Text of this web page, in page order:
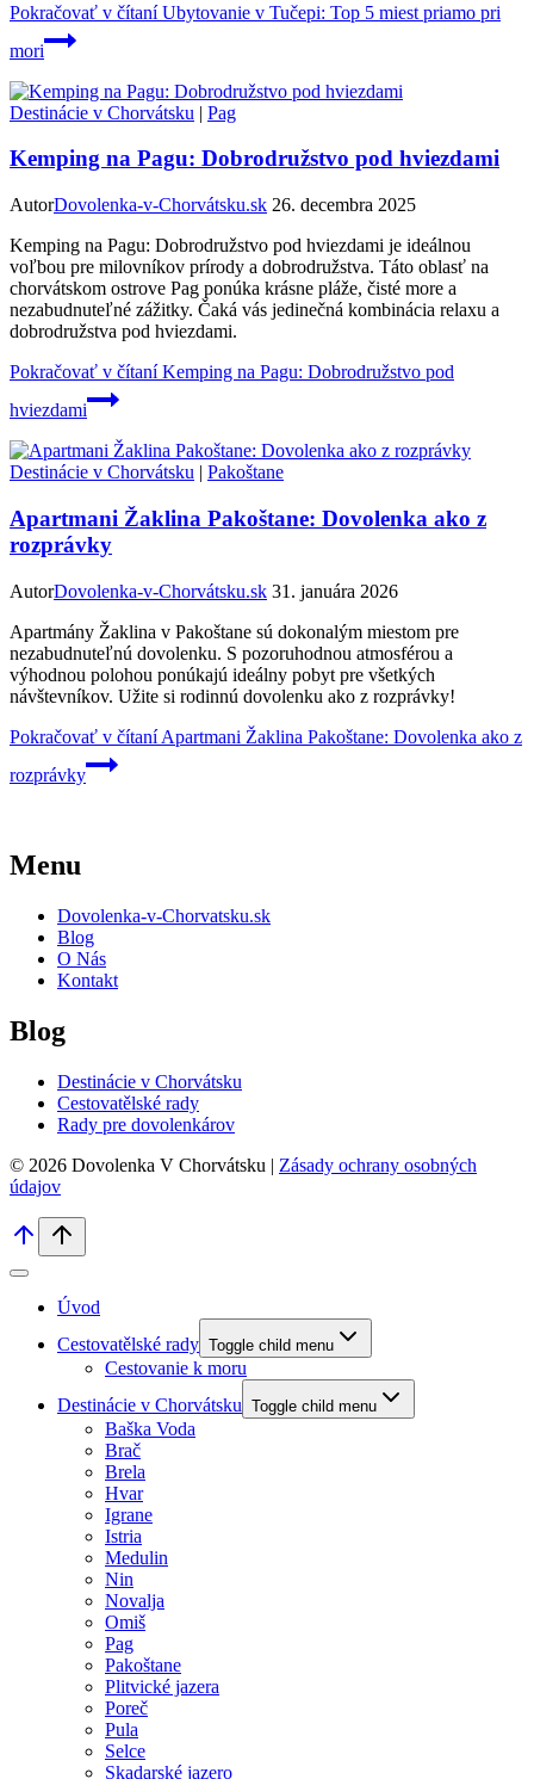
Pokračovať v čítaníUbytovanie v Tučepi: Top 5 miest priamo pri
mori
Destinácie v Chorvátsku | Pag
Kemping na Pagu: Dobrodružstvo pod hviezdami
AutorDovolenka-v-Chorvátsku.sk 26. decembra 2025
Kemping na Pagu: Dobrodružstvo pod hviezdami je ideálnou
voľbou pre milovníkov prírody a dobrodružstva. Táto oblasť na
chorvátskom ostrove Pag ponúka krásne pláže, čisté more a
nezabudnuteľné zážitky. Čaká vás jedinečná kombinácia relaxu a
dobrodružstva pod hviezdami.
Pokračovať v čítaníKemping na Pagu: Dobrodružstvo pod
hviezdami
Destinácie v Chorvátsku | Pakoštane
Apartmani Žaklina Pakoštane: Dovolenka ako z
rozprávky
AutorDovolenka-v-Chorvátsku.sk 31. januára 2026
Apartmány Žaklina v Pakoštane sú dokonalým miestom pre
nezabudnuteľnú dovolenku. S pozoruhodnou atmosférou a
výhodnou polohou ponúkajú ideálny pobyt pre všetkých
návštevníkov. Užite si rodinnú dovolenku ako z rozprávky!
Pokračovať v čítaníApartmani Žaklina Pakoštane: Dovolenka ako z
rozprávky
Menu
Dovolenka-v-Chorvatsku.sk
Blog
O Nás
Kontakt
Blog
Destinácie v Chorvátsku
Cestovatělské rady
Rady pre dovolenkárov
© 2026 Dovolenka V Chorvátsku | Zásady ochrany osobných
údajov
Úvod
Cestovatělské rady Toggle child menu
Cestovanie k moru
Destinácie v Chorvátsku Toggle child menu
Baška Voda
Brač
Brela
Hvar
Igrane
Istria
Medulin
Nin
Novalja
Omiš
Pag
Pakoštane
Plitvické jazera
Poreč
Pula
Selce
Skadarské jazero